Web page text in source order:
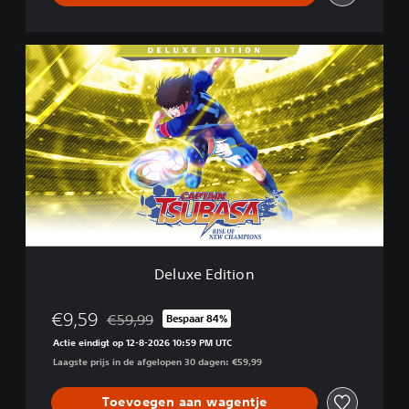
D
e
l
u
x
e
E
d
i
t
i
o
Deluxe Edition
€9,59 Korting ten opzichte van de oorspronkelijke prijs
€59,99 Bespaar 84%
Actie eindigt op 12-8-2026 10:59 PM UTC
Laagste prijs in de afgelopen 30 dagen: €59,99
Toevoegen aan wagentje